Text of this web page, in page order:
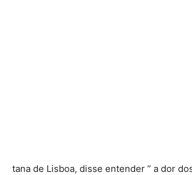
tana de Lisboa, disse entender ” a dor